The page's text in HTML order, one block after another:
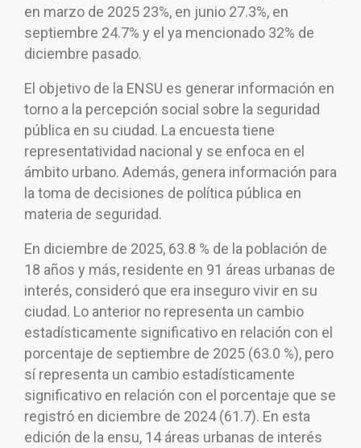
en marzo de 2025 23%, en junio 27.3%, en
septiembre 24.7% y el ya mencionado 32% de
diciembre pasado.
El objetivo de la ENSU es generar información en
torno a la percepción social sobre la seguridad
pública en su ciudad. La encuesta tiene
representatividad nacional y se enfoca en el
ámbito urbano. Además, genera información para
la toma de decisiones de política pública en
materia de seguridad.
En diciembre de 2025, 63.8 % de la población de
18 años y más, residente en 91 áreas urbanas de
interés, consideró que era inseguro vivir en su
ciudad. Lo anterior no representa un cambio
estadísticamente significativo en relación con el
porcentaje de septiembre de 2025 (63.0 %), pero
sí representa un cambio estadísticamente
significativo en relación con el porcentaje que se
registró en diciembre de 2024 (61.7). En esta
edición de la ensu, 14 áreas urbanas de interés